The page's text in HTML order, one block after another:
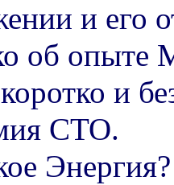
и его
об опыте
и
СТО.
Энергия?